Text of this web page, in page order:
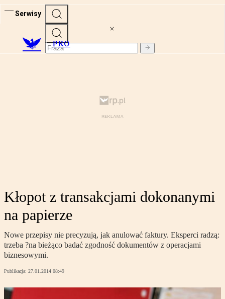
Serwisy
PRO
Kłopot z transakcjami dokonanymi
na papierze
Nowe przepisy nie precyzują, jak anulować faktury. Eksperci radzą:
trzeba ?na bieżąco badać zgodność dokumentów z operacjami
biznesowymi.
Publikacja: 27.01.2014 08:49